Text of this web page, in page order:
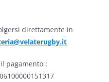
direttamente in
pagamento :